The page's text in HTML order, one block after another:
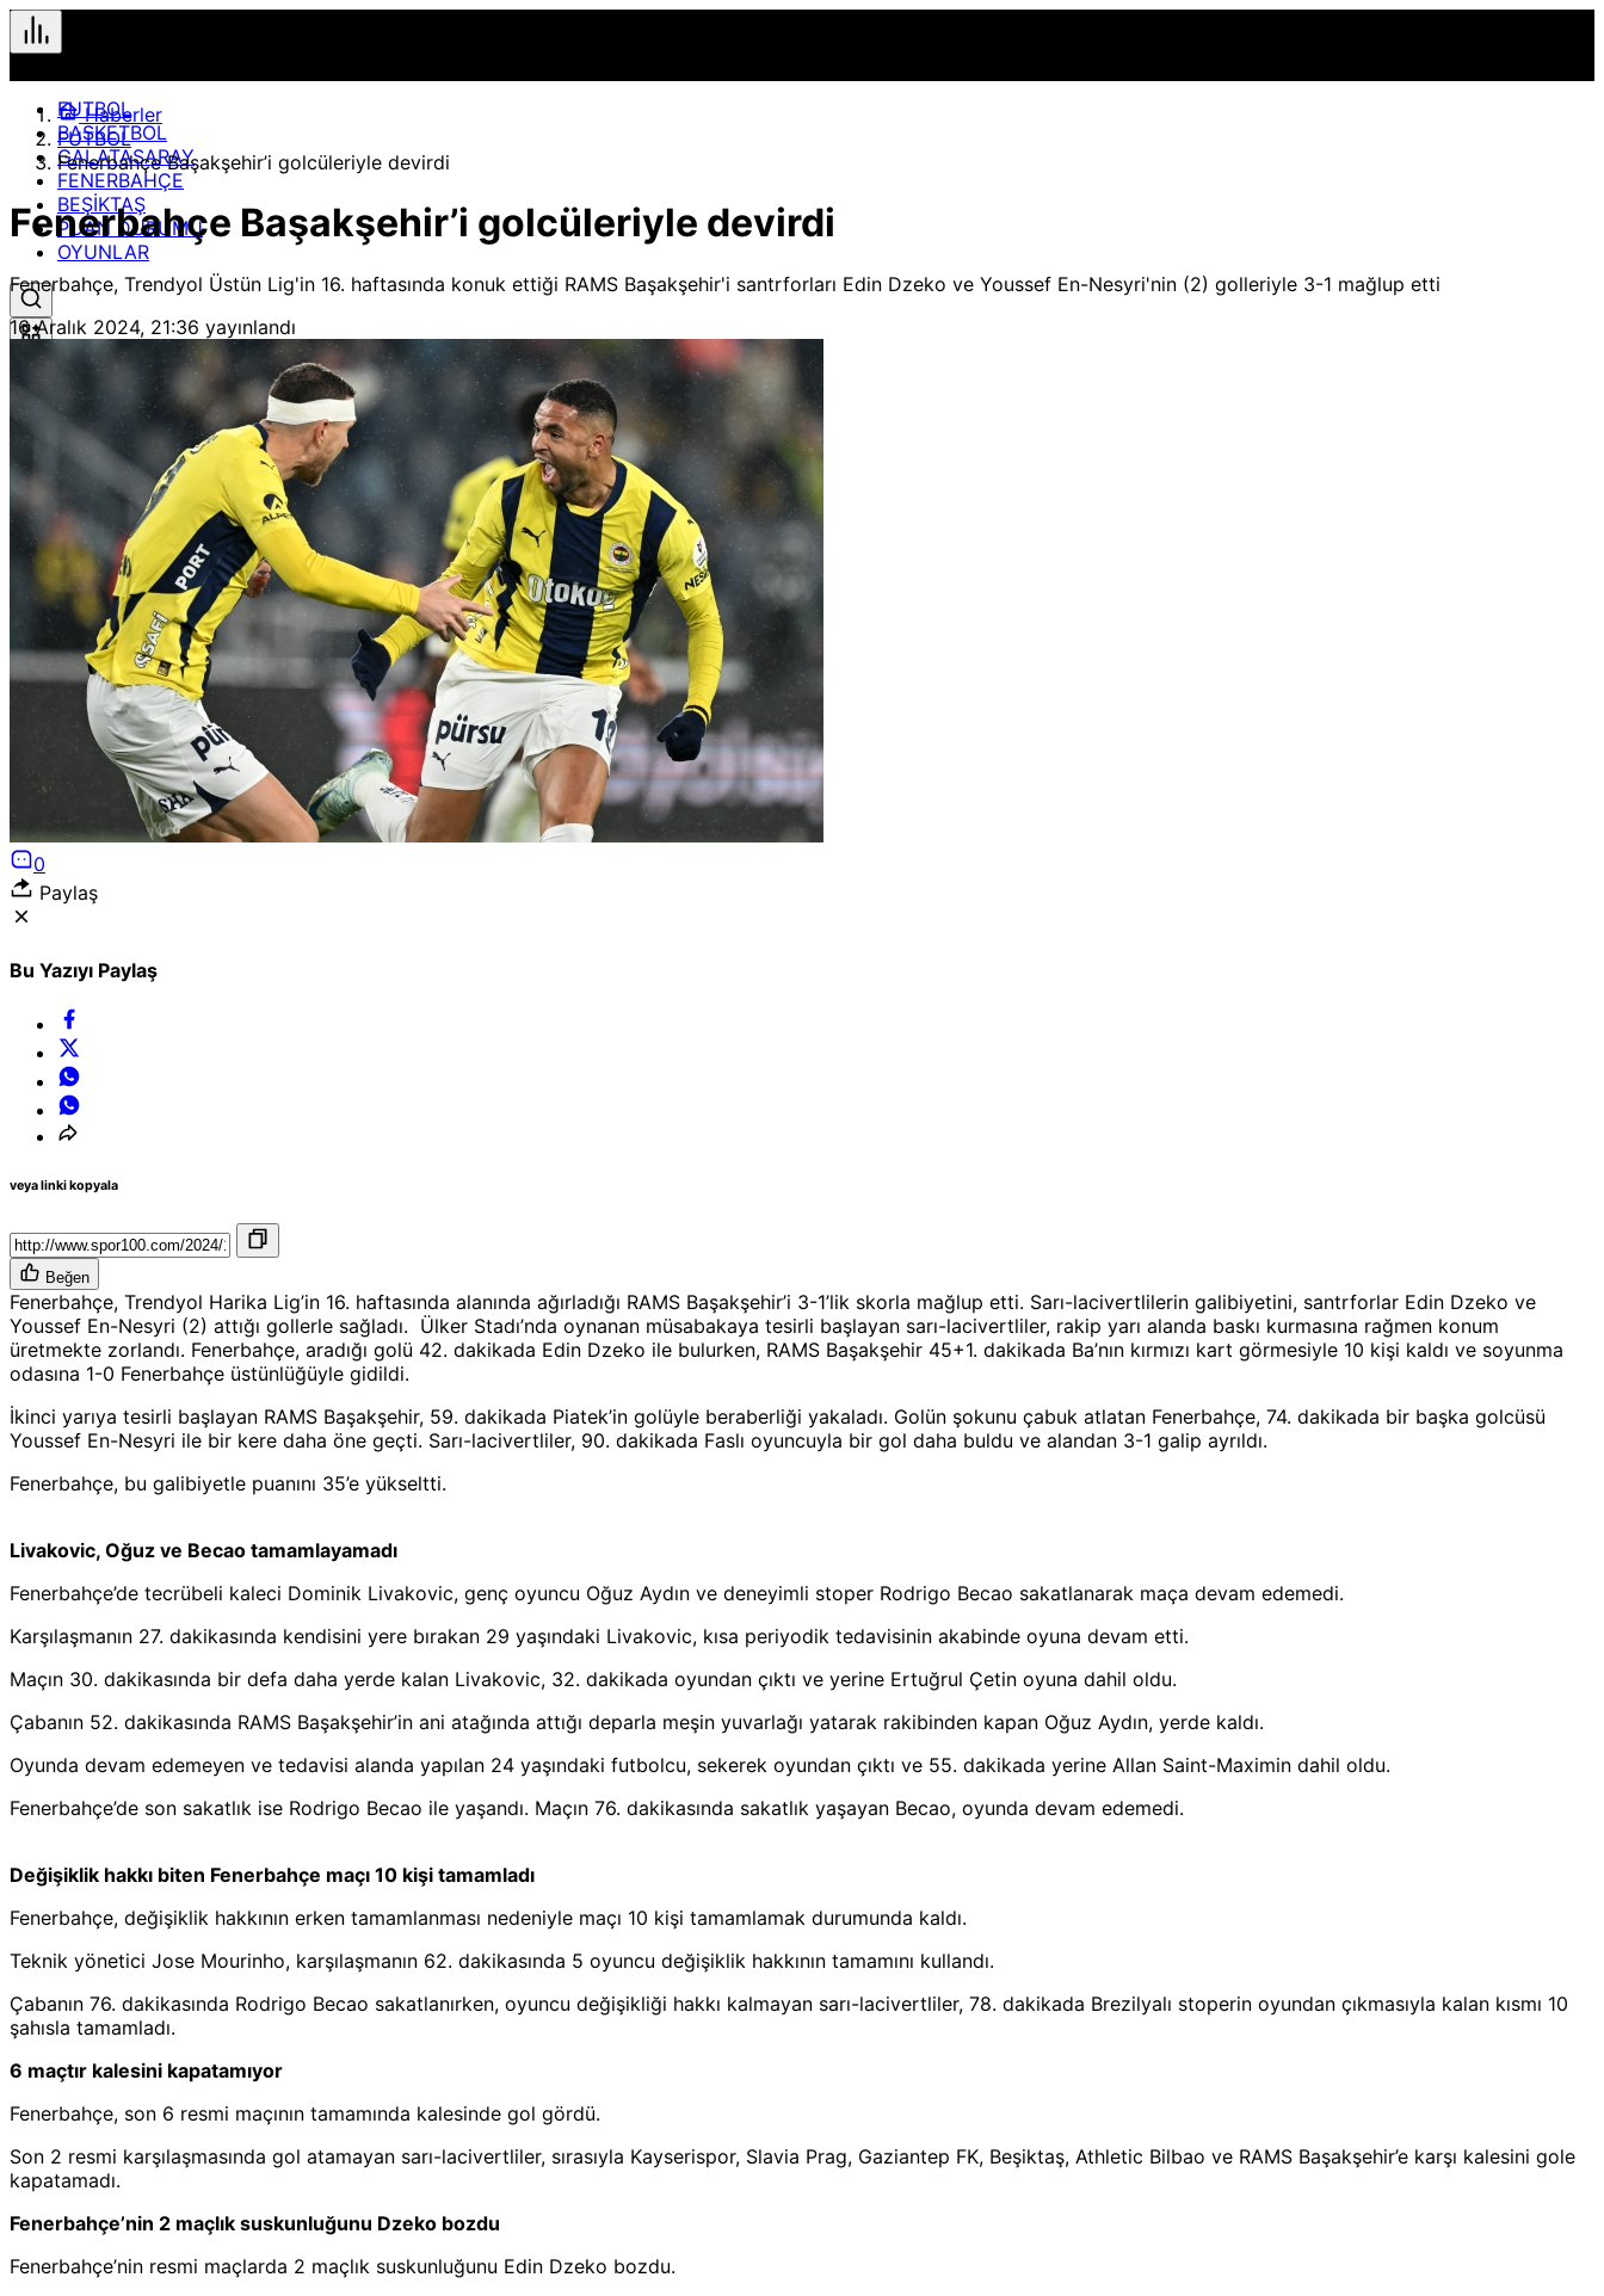
FUTBOL
BASKETBOL
GALATASARAY
FENERBAHÇE
BEŞİKTAŞ
PUAN DURUMU
OYUNLAR
Hızlı Erişim
Spor
Maç Merkezi
Geçmiş veya gelecek maçları yakından takip edebilirsiniz.
Puan Durumları
Liglerde son görünüm!
Gazete Manşetleri
Günün manşetlerine göz atın!
Haberler
FUTBOL
Fenerbahçe Başakşehir’i golcüleriyle devirdi
Fenerbahçe Başakşehir’i golcüleriyle devirdi
Fenerbahçe, Trendyol Üstün Lig'in 16. haftasında konuk ettiği RAMS Başakşehir'i santrforları Edin Dzeko ve Youssef En-Nesyri'nin (2) golleriyle 3-1 mağlup etti
16 Aralık 2024, 21:36 yayınlandı
0
Paylaş
Bu Yazıyı Paylaş
veya linki kopyala
Beğen
Fenerbahçe, Trendyol Harika Lig’in 16. haftasında alanında ağırladığı RAMS Başakşehir’i 3-1’lik skorla mağlup etti. Sarı-lacivertlilerin galibiyetini, santrforlar Edin Dzeko ve
Youssef En-Nesyri (2) attığı gollerle sağladı. Ülker Stadı’nda oynanan müsabakaya tesirli başlayan sarı-lacivertliler, rakip yarı alanda baskı kurmasına rağmen konum
üretmekte zorlandı. Fenerbahçe, aradığı golü 42. dakikada Edin Dzeko ile bulurken, RAMS Başakşehir 45+1. dakikada Ba’nın kırmızı kart görmesiyle 10 kişi kaldı ve soyunma
odasına 1-0 Fenerbahçe üstünlüğüyle gidildi.
İkinci yarıya tesirli başlayan RAMS Başakşehir, 59. dakikada Piatek’in golüyle beraberliği yakaladı. Golün şokunu çabuk atlatan Fenerbahçe, 74. dakikada bir başka golcüsü
Youssef En-Nesyri ile bir kere daha öne geçti. Sarı-lacivertliler, 90. dakikada Faslı oyuncuyla bir gol daha buldu ve alandan 3-1 galip ayrıldı.
Fenerbahçe, bu galibiyetle puanını 35’e yükseltti.
Livakovic, Oğuz ve Becao tamamlayamadı
Fenerbahçe’de tecrübeli kaleci Dominik Livakovic, genç oyuncu Oğuz Aydın ve deneyimli stoper Rodrigo Becao sakatlanarak maça devam edemedi.
Karşılaşmanın 27. dakikasında kendisini yere bırakan 29 yaşındaki Livakovic, kısa periyodik tedavisinin akabinde oyuna devam etti.
Maçın 30. dakikasında bir defa daha yerde kalan Livakovic, 32. dakikada oyundan çıktı ve yerine Ertuğrul Çetin oyuna dahil oldu.
Çabanın 52. dakikasında RAMS Başakşehir’in ani atağında attığı deparla meşin yuvarlağı yatarak rakibinden kapan Oğuz Aydın, yerde kaldı.
Oyunda devam edemeyen ve tedavisi alanda yapılan 24 yaşındaki futbolcu, sekerek oyundan çıktı ve 55. dakikada yerine Allan Saint-Maximin dahil oldu.
Fenerbahçe’de son sakatlık ise Rodrigo Becao ile yaşandı. Maçın 76. dakikasında sakatlık yaşayan Becao, oyunda devam edemedi.
Değişiklik hakkı biten Fenerbahçe maçı 10 kişi tamamladı
Fenerbahçe, değişiklik hakkının erken tamamlanması nedeniyle maçı 10 kişi tamamlamak durumunda kaldı.
Teknik yönetici Jose Mourinho, karşılaşmanın 62. dakikasında 5 oyuncu değişiklik hakkının tamamını kullandı.
Çabanın 76. dakikasında Rodrigo Becao sakatlanırken, oyuncu değişikliği hakkı kalmayan sarı-lacivertliler, 78. dakikada Brezilyalı stoperin oyundan çıkmasıyla kalan kısmı 10
şahısla tamamladı.
6 maçtır kalesini kapatamıyor
Fenerbahçe, son 6 resmi maçının tamamında kalesinde gol gördü.
Son 2 resmi karşılaşmasında gol atamayan sarı-lacivertliler, sırasıyla Kayserispor, Slavia Prag, Gaziantep FK, Beşiktaş, Athletic Bilbao ve RAMS Başakşehir’e karşı kalesini gole
kapatamadı.
Fenerbahçe’nin 2 maçlık suskunluğunu Dzeko bozdu
Fenerbahçe’nin resmi maçlarda 2 maçlık suskunluğunu Edin Dzeko bozdu.